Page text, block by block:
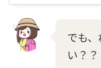
でも
い？？